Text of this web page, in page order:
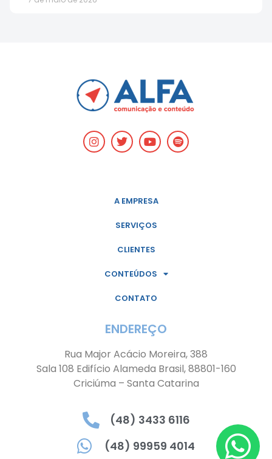
A EMPRESA
SERVIÇOS
CLIENTES
CONTEÚDOS
CONTATO
ENDEREÇO
Rua Major Acácio Moreira, 388
Sala 108 Edifício Alameda Brasil, 88801-160
Criciúma – Santa Catarina
(48) 3433 6116
(48) 99959 4014